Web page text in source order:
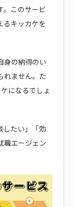
。このサービ
るキッカケを
身の納得のい
ません。 た
になるでしょ
したい」「効
職エージェン